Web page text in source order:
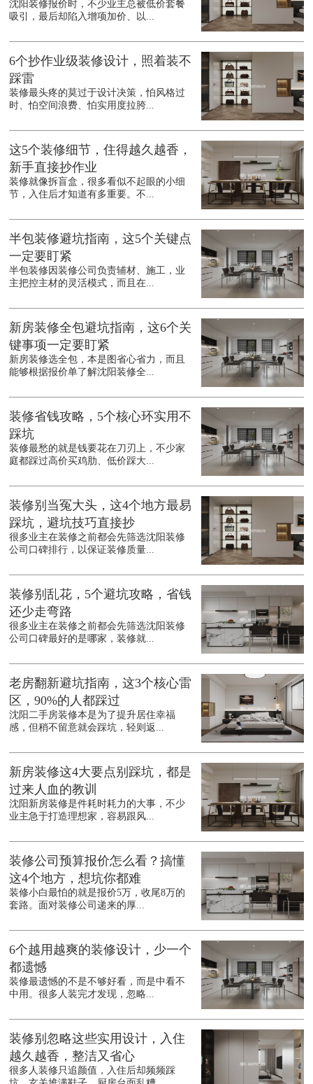
沈阳装修报价时，不少业主总被低价套餐
吸引，最后却陷入增项加价、以...
6个抄作业级装修设计，照着装不
踩雷
装修最头疼的莫过于设计决策，怕风格过
时、怕空间浪费、怕实用度拉胯...
这5个装修细节，住得越久越香，
新手直接抄作业
装修就像拆盲盒，很多看似不起眼的小细
节，入住后才知道有多重要。不...
半包装修避坑指南，这5个关键点
一定要盯紧
半包装修因装修公司负责辅材、施工，业
主把控主材的灵活模式，而且在...
新房装修全包避坑指南，这6个关
键事项一定要盯紧
新房装修选全包，本是图省心省力，而且
能够根据报价单了解沈阳装修全...
装修省钱攻略，5个核心环实用不
踩坑
装修最愁的就是钱要花在刀刃上，不少家
庭都踩过高价买鸡肋、低价踩大...
装修别当冤大头，这4个地方最易
踩坑，避坑技巧直接抄
很多业主在装修之前都会先筛选沈阳装修
公司口碑排行，以保证装修质量...
装修别乱花，5个避坑攻略，省钱
还少走弯路
很多业主在装修之前都会先筛选沈阳装修
公司口碑最好的是哪家，装修就...
老房翻新避坑指南，这3个核心雷
区，90%的人都踩过
沈阳二手房装修本是为了提升居住幸福
感，但稍不留意就会踩坑，轻则返...
新房装修这4大要点别踩坑，都是
过来人血的教训
沈阳新房装修是件耗时耗力的大事，不少
业主急于打造理想家，容易跟风...
装修公司预算报价怎么看？搞懂
这4个地方，想坑你都难
装修小白最怕的就是报价5万，收尾8万的
套路。面对装修公司递来的厚...
6个越用越爽的装修设计，少一个
都遗憾
装修最遗憾的不是不够好看，而是中看不
中用。很多人装完才发现，忽略...
装修别忽略这些实用设计，入住
越久越香，整洁又省心
很多人装修只追颜值，入住后却频频踩